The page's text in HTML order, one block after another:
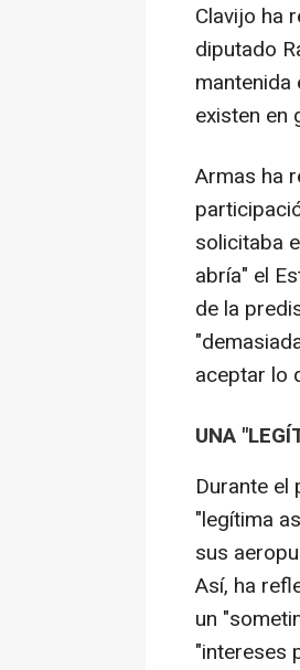
Clavijo ha
diputado
mantenida
existen en
Armas ha
solicitaba
abría" el
de la
aceptar lo
UNA
Durante el
"legítima
sus
Así, ha
un
"intereses